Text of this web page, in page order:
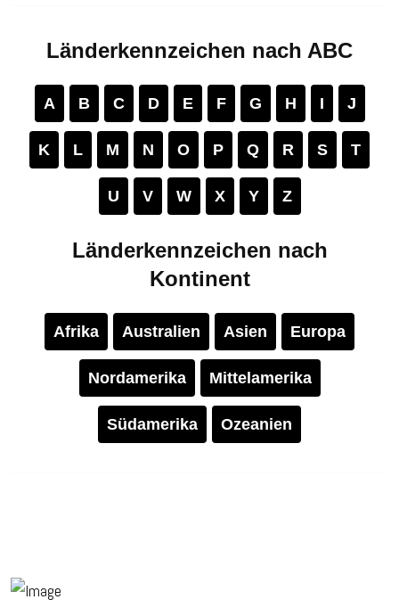
Länderkennzeichen nach ABC
A B C D E F G H I J
K L M N O P Q R S T
U V W X Y Z
Länderkennzeichen nach
Kontinent
Afrika Australien Asien Europa
Nordamerika Mittelamerika
Südamerika Ozeanien